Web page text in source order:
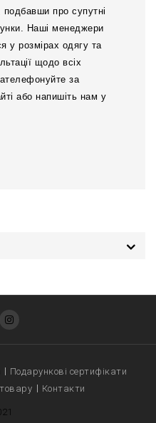
подбавши про супутні
Наші менеджери
у розмірах одягу та
щодо всіх
за
або напишіть нам у
Подарункові сертифікати
Контакти